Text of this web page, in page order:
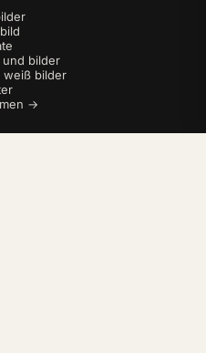
bilder
weiß bilder
→